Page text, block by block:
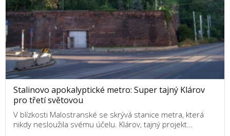
Stalinovo apokalyptické metro: Super tajný Klárov
pro třetí světovou
V blízkosti Malostranské se skrývá stanice metra, která
nikdy nesloužila svému účelu. Klárov, tajný projekt…